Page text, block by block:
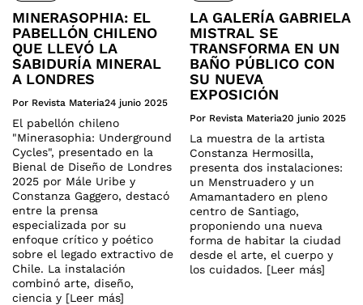
MINERASOPHIA: EL
PABELLÓN CHILENO
QUE LLEVÓ LA
SABIDURÍA MINERAL
A LONDRES
Por Revista Materia24 junio 2025
El pabellón chileno
"Minerasophia: Underground
Cycles", presentado en la
Bienal de Diseño de Londres
2025 por Mále Uribe y
Constanza Gaggero, destacó
entre la prensa
especializada por su
enfoque crítico y poético
sobre el legado extractivo de
Chile. La instalación
combinó arte, diseño,
ciencia y [Leer más]
LA GALERÍA GABRIELA
MISTRAL SE
TRANSFORMA EN UN
BAÑO PÚBLICO CON
SU NUEVA
EXPOSICIÓN
Por Revista Materia20 junio 2025
La muestra de la artista
Constanza Hermosilla,
presenta dos instalaciones:
un Menstruadero y un
Amamantadero en pleno
centro de Santiago,
proponiendo una nueva
forma de habitar la ciudad
desde el arte, el cuerpo y
los cuidados. [Leer más]